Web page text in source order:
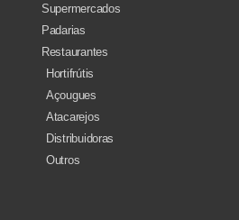
Supermercados
Padarias
Restaurantes
Hortifrútis
Açougues
Atacarejos
Distribuidoras
Outros